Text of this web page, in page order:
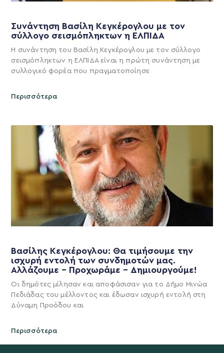
Συνάντηση Βασίλη Κεγκέρογλου με τον
σύλλογο σεισμόπληκτων η ΕΛΠΙΔΑ
Η συνάντηση του Βασίλη Κεγκέρογλου με τον σύλλογο
σεισμόπληκτων η ΕΛΠΙΔΑ είναι η πρώτη συνάντηση με
συλλογικό φορέα που πραγματοποίησε
Περισσότερα
Βασίλης Κεγκέρογλου: Θα τιμήσουμε την
ισχυρή εντολή των συνδημοτών μας.
Αλλάζουμε – Προχωράμε – Δημιουργούμε!
Οι δημότες μίλησαν και αποφάσισαν για το Δήμο Μινώα
Πεδιάδας του μέλλοντος και έδωσαν ισχυρή εντολή στη
Δύναμη Προόδου και
Περισσότερα